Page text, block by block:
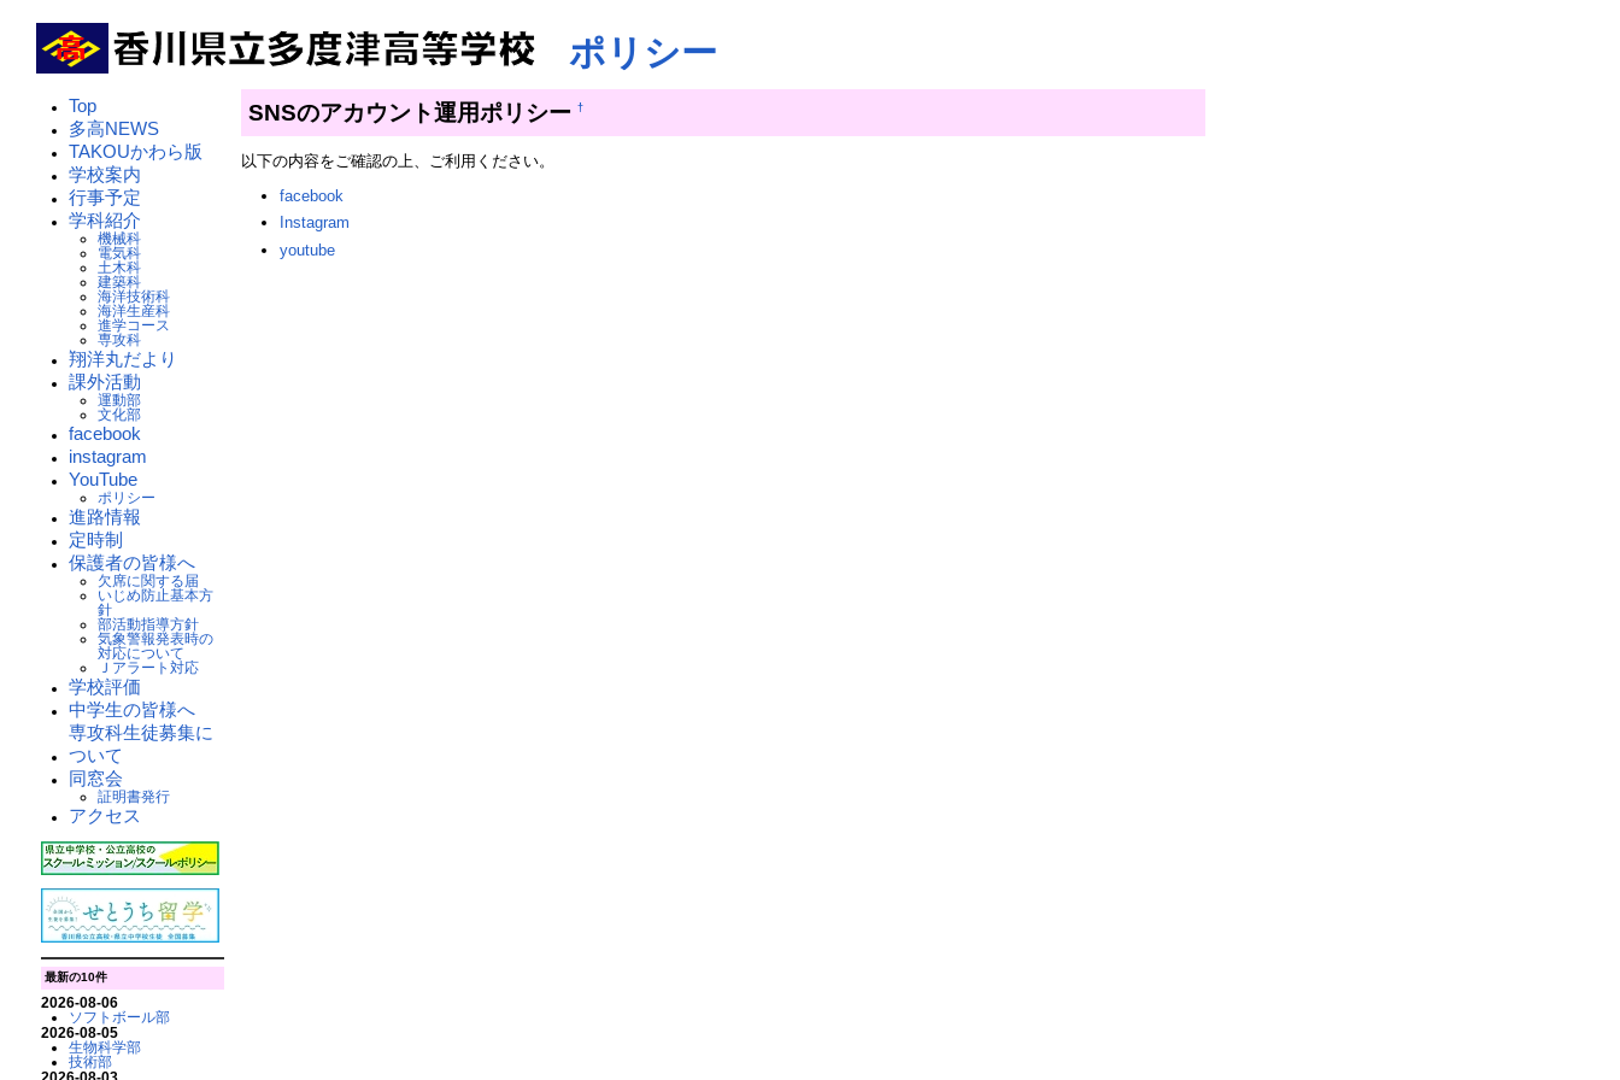
ポリシー
Top
多高NEWS
TAKOUかわら版
学校案内
行事予定
学科紹介
機械科
電気科
土木科
建築科
海洋技術科
海洋生産科
進学コース
専攻科
翔洋丸だより
課外活動
運動部
文化部
facebook
instagram
YouTube
ポリシー
進路情報
定時制
保護者の皆様へ
欠席に関する届
いじめ防止基本方
針
部活動指導方針
気象警報発表時の
対応について
Ｊアラート対応
学校評価
中学生の皆様へ
専攻科生徒募集に
ついて
同窓会
証明書発行
アクセス
最新の10件
2026-08-06
ソフトボール部
2026-08-05
生物科学部
技術部
SNSのアカウント運用ポリシー†
以下の内容をご確認の上、ご利用ください。
facebook
Instagram
youtube